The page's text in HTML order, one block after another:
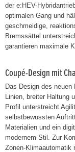
der e:HEV-
optimalen Gang und
geschmeidige,
Bremssättel
garantieren maximale
Coupé-Design mit
Das Design des
Linien, breiter Haltung
Profil unterstreicht
selbstbewussten
Materialien und ein
modernem Stil. Zur
Zonen-Klimaautomatik